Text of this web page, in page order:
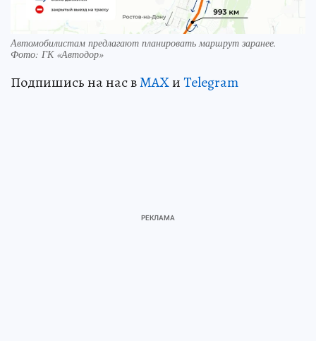
Автомобилистам предлагают планировать маршрут заранее.
Фото: ГК «Автодор»
Подпишись на нас вMAXиTelegram